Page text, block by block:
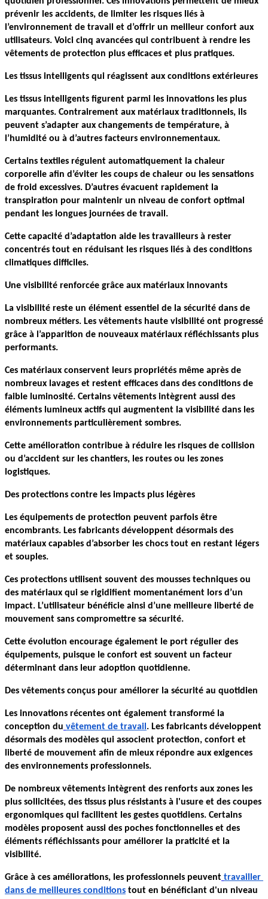
prévenir les accidents, de limiter les risques liés à
l’environnement de travail et d’offrir un meilleur confort aux
utilisateurs. Voici cinq avancées qui contribuent à rendre les
vêtements de protection plus efficaces et plus pratiques.
Les tissus intelligents qui réagissent aux conditions extérieures
Les tissus intelligents figurent parmi les innovations les plus
marquantes. Contrairement aux matériaux traditionnels, ils
peuvent s’adapter aux changements de température, à
l’humidité ou à d’autres facteurs environnementaux.
Certains textiles régulent automatiquement la chaleur
corporelle afin d’éviter les coups de chaleur ou les sensations
de froid excessives. D’autres évacuent rapidement la
transpiration pour maintenir un niveau de confort optimal
pendant les longues journées de travail.
Cette capacité d’adaptation aide les travailleurs à rester
concentrés tout en réduisant les risques liés à des conditions
climatiques difficiles.
Une visibilité renforcée grâce aux matériaux innovants
La visibilité reste un élément essentiel de la sécurité dans de
nombreux métiers. Les vêtements haute visibilité ont progressé
grâce à l’apparition de nouveaux matériaux réfléchissants plus
performants.
Ces matériaux conservent leurs propriétés même après de
nombreux lavages et restent efficaces dans des conditions de
faible luminosité. Certains vêtements intègrent aussi des
éléments lumineux actifs qui augmentent la visibilité dans les
environnements particulièrement sombres.
Cette amélioration contribue à réduire les risques de collision
ou d’accident sur les chantiers, les routes ou les zones
logistiques.
Des protections contre les impacts plus légères
Les équipements de protection peuvent parfois être
encombrants. Les fabricants développent désormais des
matériaux capables d’absorber les chocs tout en restant légers
et souples.
Ces protections utilisent souvent des mousses techniques ou
des matériaux qui se rigidifient momentanément lors d’un
impact. L’utilisateur bénéficie ainsi d’une meilleure liberté de
mouvement sans compromettre sa sécurité.
Cette évolution encourage également le port régulier des
équipements, puisque le confort est souvent un facteur
déterminant dans leur adoption quotidienne.
Des vêtements conçus pour améliorer la sécurité au quotidien
Les innovations récentes ont également transformé la
conception du vêtement de travail . Les fabricants développent
désormais des modèles qui associent protection, confort et
liberté de mouvement afin de mieux répondre aux exigences
des environnements professionnels.
De nombreux vêtements intègrent des renforts aux zones les
plus sollicitées, des tissus plus résistants à l'usure et des coupes
ergonomiques qui facilitent les gestes quotidiens. Certains
modèles proposent aussi des poches fonctionnelles et des
éléments réfléchissants pour améliorer la praticité et la
visibilité.
Grâce à ces améliorations, les professionnels peuvent travailler
dans de meilleures conditions tout en bénéficiant d'un niveau